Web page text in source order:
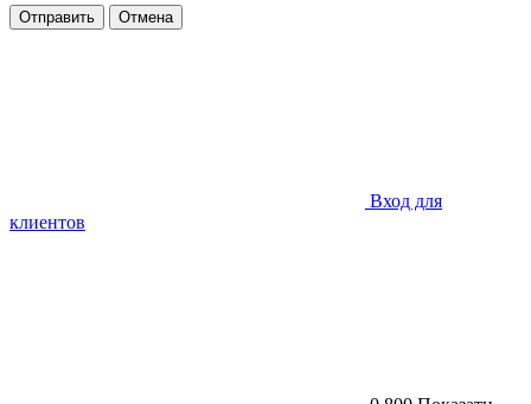
Отправить Отмена
Вход для
клиентов